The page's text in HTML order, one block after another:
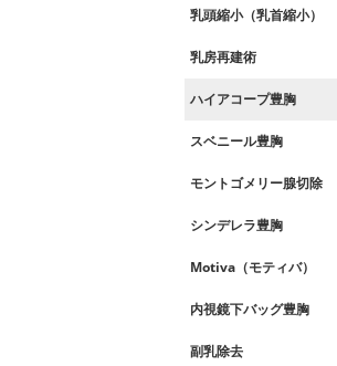
乳頭縮小（乳首縮小）
乳房再建術
ハイアコープ豊胸
スベニール豊胸
モントゴメリー腺切除
シンデレラ豊胸
Motiva（モティバ）
内視鏡下バッグ豊胸
副乳除去